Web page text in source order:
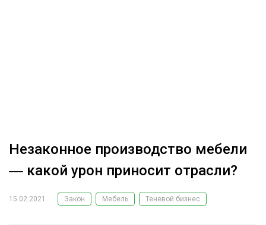
ЛЕСОВОССТАНОВЛЕНИЕ И ЗАЩИТА
ПОДБОРКИ СТАТЕЙ
Незаконное производство мебели
― какой урон приносит отрасли?
15.02.2021 Закон Мебель Теневой бизнес